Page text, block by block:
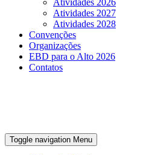
Atividades 2026
Atividades 2027
Atividades 2028
Convenções
Organizações
EBD para o Alto 2026
Contatos
Toggle navigation Menu